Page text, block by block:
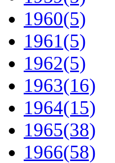
1960(5)
1961(5)
1962(5)
1963(16)
1964(15)
1965(38)
1966(58)